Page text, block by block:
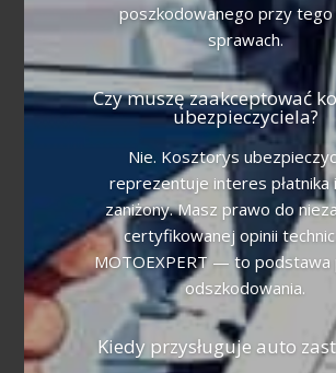
poszkodowanego przy
sprawach.
Czy muszę zaakceptować
ubezpieczyciela?
Nie. Kosztorys
reprezentuje interes płatnika
zaniżony. Masz prawo do
certyfikowanej opinii
MOTOEXPERT — to podstawa
odszkodowania.
Kiedy przysługuje auto